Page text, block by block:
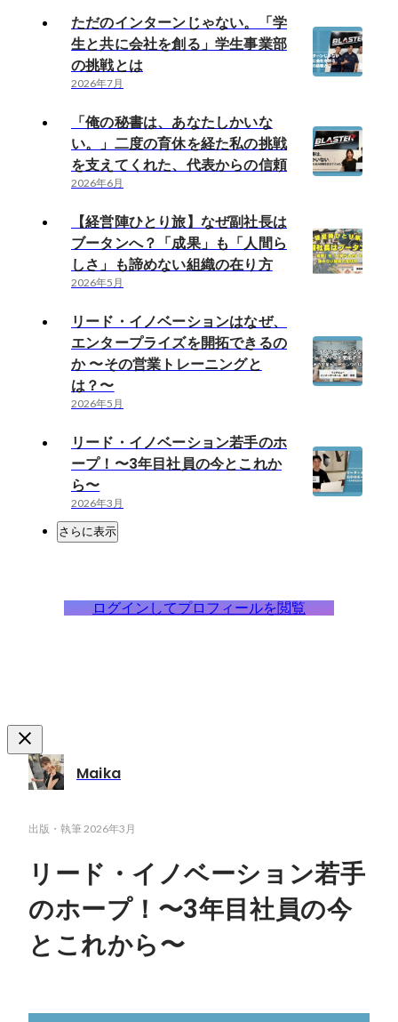
ただのインターンじゃない。「学
生と共に会社を創る」学生事業部
の挑戦とは
2026年7月
「俺の秘書は、あなたしかいな
い。」二度の育休を経た私の挑戦
を支えてくれた、代表からの信頼
2026年6月
【経営陣ひとり旅】なぜ副社長は
ブータンへ？「成果」も「人間ら
しさ」も諦めない組織の在り方
2026年5月
リード・イノベーションはなぜ、
エンタープライズを開拓できるの
か 〜その営業トレーニングと
は？〜
2026年5月
リード・イノベーション若手のホ
ープ！〜3年目社員の今とこれか
ら〜
2026年3月
さらに表示
ログインしてプロフィールを閲覧
Maika
出版・執筆2026年3月
リード・イノベーション若手
のホープ！〜3年目社員の今
とこれから〜